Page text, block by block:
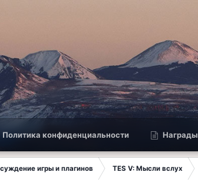
Политика конфиденциальности Награды
игры и плагинов TES V: Мысли вслух